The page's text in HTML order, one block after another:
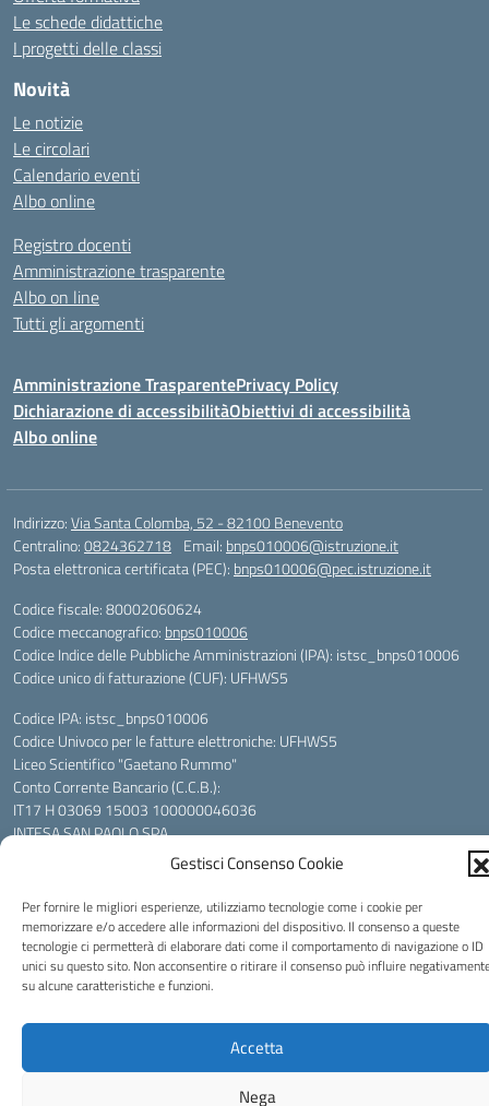
Gestisci Consenso Cookie
Per fornire le migliori esperienze, utilizziamo tecnologie come i cookie per
memorizzare e/o accedere alle informazioni del dispositivo. Il consenso a queste
tecnologie ci permetterà di elaborare dati come il comportamento di navigazione o ID
unici su questo sito. Non acconsentire o ritirare il consenso può influire
su alcune caratteristiche e funzioni.
Accetta
Nega
Le schede didattiche
I progetti delle classi
Novità
Le notizie
Le circolari
Calendario eventi
Albo online
Registro docenti
Amministrazione trasparente
Albo on line
Tutti gli argomenti
Amministrazione TrasparentePrivacy Policy
Dichiarazione di accessibilitàObiettivi di accessibilità
Albo online
Indirizzo:Via Santa Colomba, 52 - 82100 Benevento
Centralino:0824362718 Email: bnps010006@istruzione.it
Posta elettronica certificata (PEC): bnps010006@pec.istruzione.it
Codice fiscale: 80002060624
Codice meccanografico: bnps010006
Codice Indice delle Pubbliche Amministrazioni (IPA): istsc_bnps010006
Codice unico di fatturazione (CUF): UFHWS5
Codice IPA: istsc_bnps010006
Codice Univoco per le fatture elettroniche: UFHWS5
Liceo Scientifico "Gaetano Rummo"
Conto Corrente Bancario (C.C.B.):
IT17 H 03069 15003 100000046036
INTESA SAN PAOLO SPA
IBAN: IT 84 E 01000 04306 TU0000017891
Idea e progetto di Designers Italia